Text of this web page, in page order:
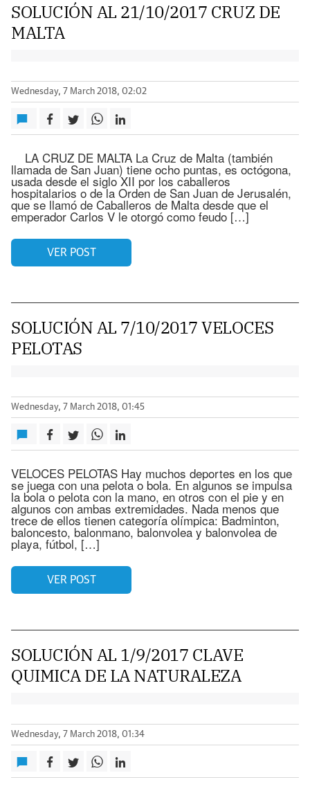
SOLUCIÓN AL 21/10/2017 CRUZ DE
MALTA
Wednesday, 7 March 2018, 02:02
LA CRUZ DE MALTA La Cruz de Malta (también
llamada de San Juan) tiene ocho puntas, es octógona,
usada desde el siglo XII por los caballeros
hospitalarios o de la Orden de San Juan de Jerusalén,
que se llamó de Caballeros de Malta desde que el
emperador Carlos V le otorgó como feudo […]
VER POST
SOLUCIÓN AL 7/10/2017 VELOCES
PELOTAS
Wednesday, 7 March 2018, 01:45
VELOCES PELOTAS Hay muchos deportes en los que
se juega con una pelota o bola. En algunos se impulsa
la bola o pelota con la mano, en otros con el pie y en
algunos con ambas extremidades. Nada menos que
trece de ellos tienen categoría olímpica: Badminton,
baloncesto, balonmano, balonvolea y balonvolea de
playa, fútbol, […]
VER POST
SOLUCIÓN AL 1/9/2017 CLAVE
QUIMICA DE LA NATURALEZA
Wednesday, 7 March 2018, 01:34